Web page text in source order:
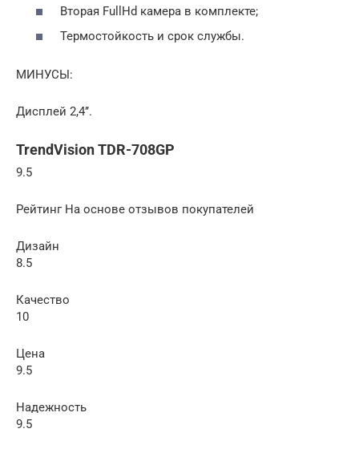
Вторая FullHd камера в комплекте;
Термостойкость и срок службы.
МИНУСЫ:
Дисплей 2,4’’.
TrendVision TDR-708GP
9.5
Рейтинг На основе отзывов покупателей
Дизайн
8.5
Качество
10
Цена
9.5
Надежность
9.5